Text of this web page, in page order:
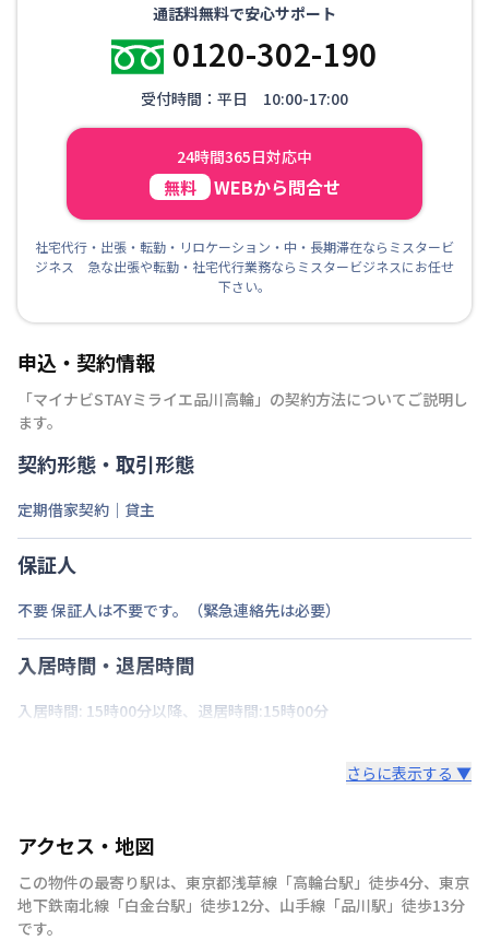
通話料無料で安心サポート
0120-302-190
受付時間：平日 10:00-17:00
24時間365日対応中
無料 WEBから問合せ
社宅代行・出張・転勤・リロケーション・中・長期滞在ならミスタービ
ジネス 急な出張や転勤・社宅代行業務ならミスタービジネスにお任せ
下さい。
申込・契約情報
「マイナビSTAYミライエ品川高輪 」の契約方法についてご説明し
ます。
契約形態・取引形態
定期借家契約｜貸主
保証人
不要 保証人は不要です。（緊急連絡先は必要）
入居時間・退居時間
入居時間: 15時00分以降、退居時間:15時00分
さらに表示する ▼
アクセス・地図
この物件の最寄り駅は、 東京都浅草線 「高輪台駅 」 徒歩4分、 東京
地下鉄南北線 「白金台駅 」 徒歩12分、 山手線 「品川駅 」 徒歩13分
です。